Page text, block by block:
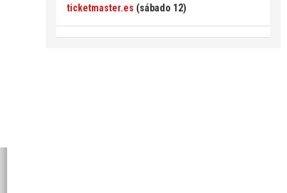
ticketmaster.es (sábado 12)